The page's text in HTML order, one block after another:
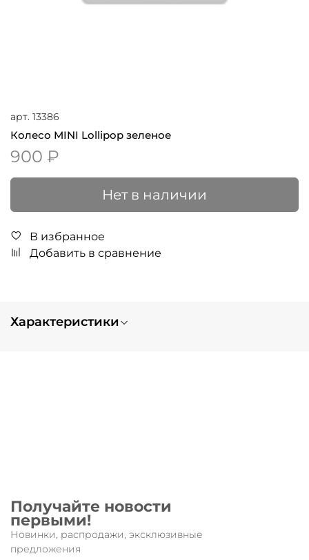
арт. 13386
Колесо MINI Lollipop зеленое
900 ₽
Нет в наличии
В избранное
Добавить в сравнение
Характеристики
Получайте новости
первыми!
Новинки, распродажи, эксклюзивные
предложения